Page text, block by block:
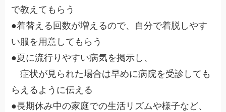
で教えてもらう
●着替える回数が増えるので、自分で着脱しやす
い服を用意してもらう
●夏に流行りやすい病気を掲示し、
症状が見られた場合は早めに病院を受診しても
らえるように伝える
●長期休み中の家庭での生活リズムや様子など、